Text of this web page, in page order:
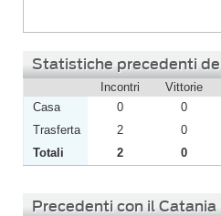
Statistiche precedenti
Incontri Vittorie
Casa
0 0
Trasferta
2 0
Totali
2 0
Precedenti con il Catania